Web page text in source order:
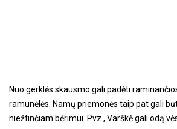
Nuo gerklės skausmo gali padėti
ramunėlės. Namų priemonės taip pat gali
niežtinčiam bėrimui. Pvz., Varškė gali odą